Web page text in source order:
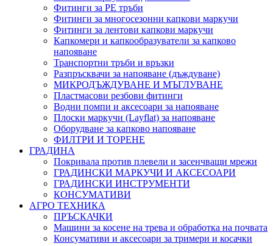
Фитинги за PE тръби
Фитинги за многосезонни капкови маркучи
Фитинги за лентови капкови маркучи
Капкомери и капкообразуватели за капково
напояване
Транспортни тръби и връзки
Разпръсквачи за напояване (дъждуване)
МИКРОДЪЖДУВАНЕ И МЪГЛУВАНЕ
Пластмасови резбови фитинги
Водни помпи и аксесоари за напояване
Плоски маркучи (Layflat) за напояване
Оборудване за капково напояване
ФИЛТРИ И ТОРЕНЕ
ГРАДИНА
Покривала против плевели и засенчващи мрежи
ГРАДИНСКИ МАРКУЧИ И АКСЕСОАРИ
ГРАДИНСКИ ИНСТРУМЕНТИ
КОНСУМАТИВИ
АГРО ТЕХНИКА
ПРЪСКАЧКИ
Машини за косене на трева и обработка на почвата
Консумативи и аксесоари за тримери и косачки